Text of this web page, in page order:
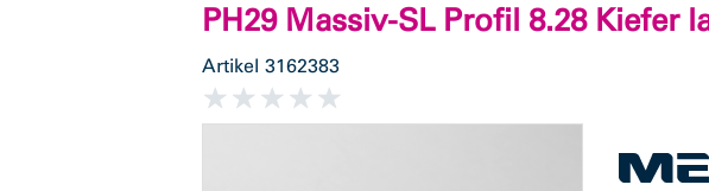
PH29 Massiv-SL Profil 8.28 Kiefer
Artikel 3162383